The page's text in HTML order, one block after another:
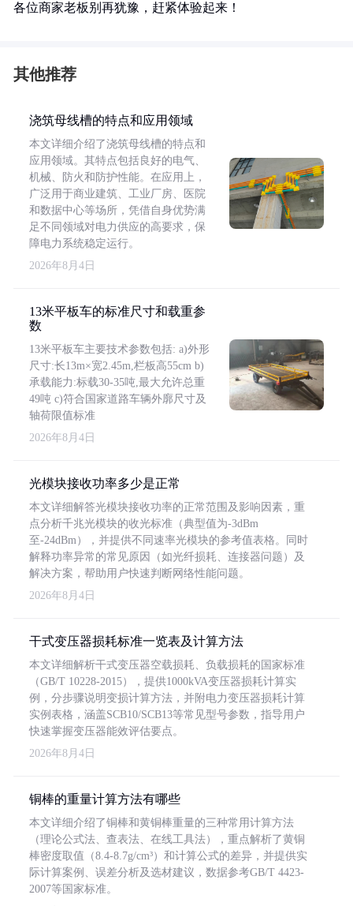
各位商家老板别再犹豫，赶紧体验起来！
其他推荐
浇筑母线槽的特点和应用领域
本文详细介绍了浇筑母线槽的特点和
应用领域。其特点包括良好的电气、
机械、防火和防护性能。在应用上，
广泛用于商业建筑、工业厂房、医院
和数据中心等场所，凭借自身优势满
足不同领域对电力供应的高要求，保
障电力系统稳定运行。
2026年8月4日
13米平板车的标准尺寸和载重参
数
13米平板车主要技术参数包括: a)外形
尺寸:长13m×宽2.45m,栏板高55cm b)
承载能力:标载30-35吨,最大允许总重
49吨 c)符合国家道路车辆外廓尺寸及
轴荷限值标准
2026年8月4日
光模块接收功率多少是正常
本文详细解答光模块接收功率的正常范围及影响因素，重
点分析千兆光模块的收光标准（典型值为-3dBm
至-24dBm），并提供不同速率光模块的参考值表格。同时
解释功率异常的常见原因（如光纤损耗、连接器问题）及
解决方案，帮助用户快速判断网络性能问题。
2026年8月4日
干式变压器损耗标准一览表及计算方法
本文详细解析干式变压器空载损耗、负载损耗的国家标准
（GB/T 10228-2015），提供1000kVA变压器损耗计算实
例，分步骤说明变损计算方法，并附电力变压器损耗计算
实例表格，涵盖SCB10/SCB13等常见型号参数，指导用户
快速掌握变压器能效评估要点。
2026年8月4日
铜棒的重量计算方法有哪些
本文详细介绍了铜棒和黄铜棒重量的三种常用计算方法
（理论公式法、查表法、在线工具法），重点解析了黄铜
棒密度取值（8.4-8.7g/cm³）和计算公式的差异，并提供实
际计算案例、误差分析及选材建议，数据参考GB/T 4423-
2007等国家标准。